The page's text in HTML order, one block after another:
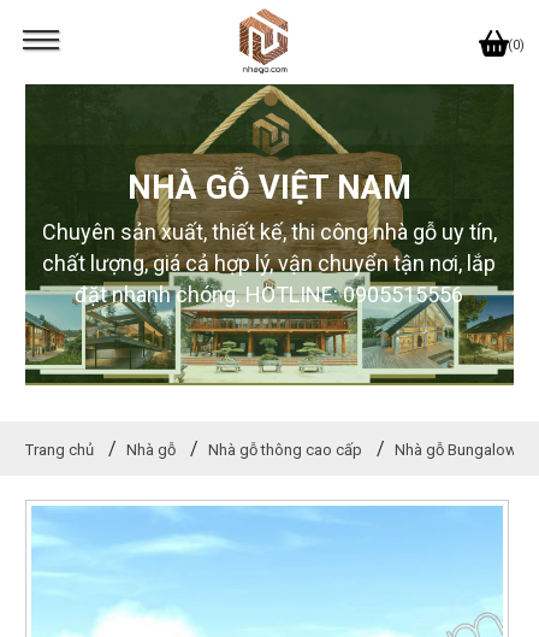
(0)
NHÀ GỖ VIỆT NAM
Chuyên sản xuất, thiết kế, thi công nhà gỗ uy tín,
chất lượng, giá cả hợp lý, vận chuyển tận nơi, lắp
đặt nhanh chóng. HOTLINE: 0905515556
Trang chủ Nhà gỗ Nhà gỗ thông cao cấp Nhà gỗ Bungalow